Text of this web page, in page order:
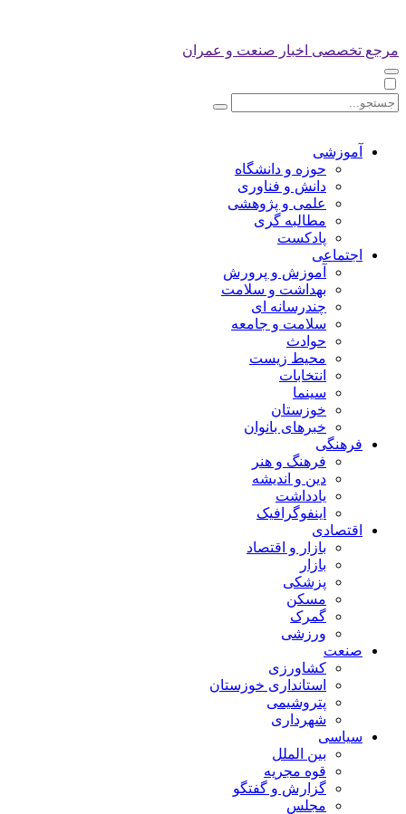
مرجع تخصصی اخبار صنعت و عمران
آموزشی
حوزه و دانشگاه
دانش و فناوری
علمی و پژوهشی
مطالبه گری
پادکست
اجتماعی
آموزش و پرورش
بهداشت و سلامت
چندرسانه ای
سلامت و جامعه
حوادث
محیط زیست
انتخابات
سینما
خوزستان
خبرهای بانوان
فرهنگی
فرهنگ و هنر
دین و اندیشه
یادداشت
اینفوگرافیک
اقتصادی
بازار و اقتصاد
بازار
پزشکی
مسکن
گمرک
ورزشی
صنعت
کشاورزی
استانداری خوزستان
پتروشیمی
شهرداری
سیاسی
بین الملل
قوه مجریه
گزارش و گفتگو
مجلس